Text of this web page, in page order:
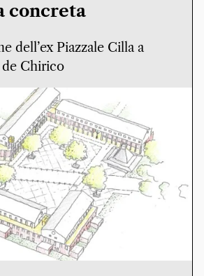
concreta
dell’ex Piazzale Cilla a
de Chirico